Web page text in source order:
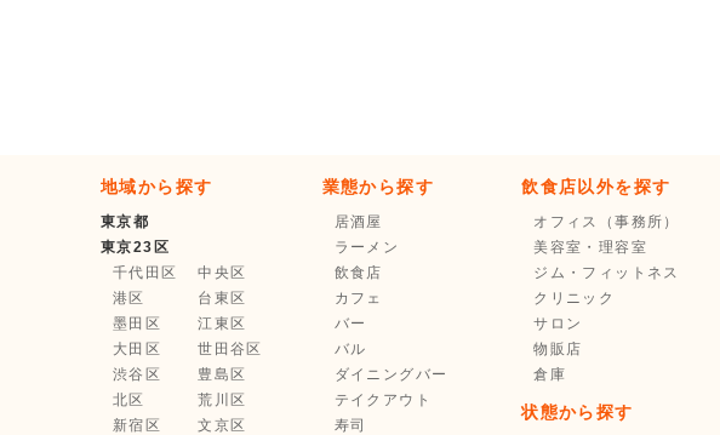
地域から探す
東京都
東京23区
千代田区
中央区
港区
台東区
墨田区
江東区
大田区
世田谷区
渋谷区
豊島区
北区
荒川区
新宿区
文京区
業態から探す
居酒屋
ラーメン
飲食店
カフェ
バー
バル
ダイニングバー
テイクアウト
寿司
飲食店以外を探す
オフィス（事務所）
美容室・理容室
ジム・フィットネス
クリニック
サロン
物販店
倉庫
状態から探す